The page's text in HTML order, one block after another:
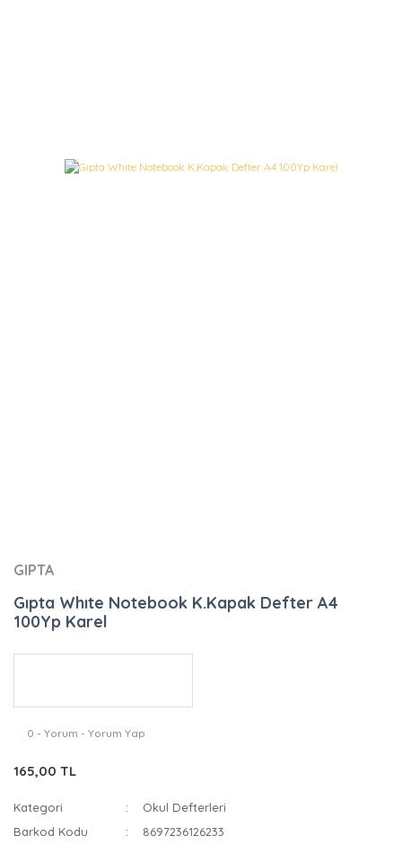
GIPTA
Gıpta Whıte Notebook K.Kapak Defter A4
100Yp Karel
0 - Yorum - Yorum Yap
165,00 TL
Kategori
Okul Defterleri
Barkod Kodu
8697236126233